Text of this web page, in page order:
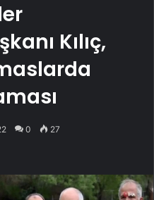
Kılıç,
0 27